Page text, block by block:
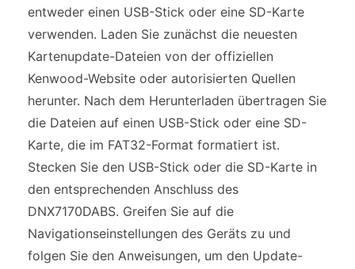
entweder einen USB-Stick oder eine SD-Karte
verwenden. Laden Sie zunächst die neuesten
Kartenupdate-Dateien von der offiziellen
Kenwood-Website oder autorisierten Quellen
herunter. Nach dem Herunterladen übertragen Sie
die Dateien auf einen USB-Stick oder eine SD-
Karte, die im FAT32-Format formatiert ist.
Stecken Sie den USB-Stick oder die SD-Karte in
den entsprechenden Anschluss des
DNX7170DABS. Greifen Sie auf die
Navigationseinstellungen des Geräts zu und
folgen Sie den Anweisungen, um den Update-